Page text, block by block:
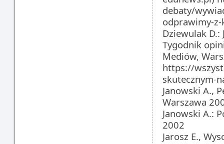
debaty/
odprawimy-
Dziewulak D.:
Tygodnik
Mediów,
https://
skutecznym-
Janowski A.,
Warszawa
Janowski A.:
2002
Jarosz E.,